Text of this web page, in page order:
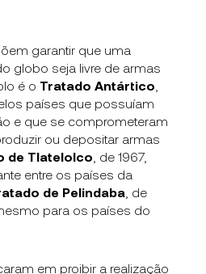
garantir que uma
globo seja livre de armas
é o Tratado Antártico
países que possuíam
e que se comprometeram
ou depositar armas
de Tlatelolco , de 1967,
entre os países da
de Pelindaba , de
para os países do
em proibir a realização